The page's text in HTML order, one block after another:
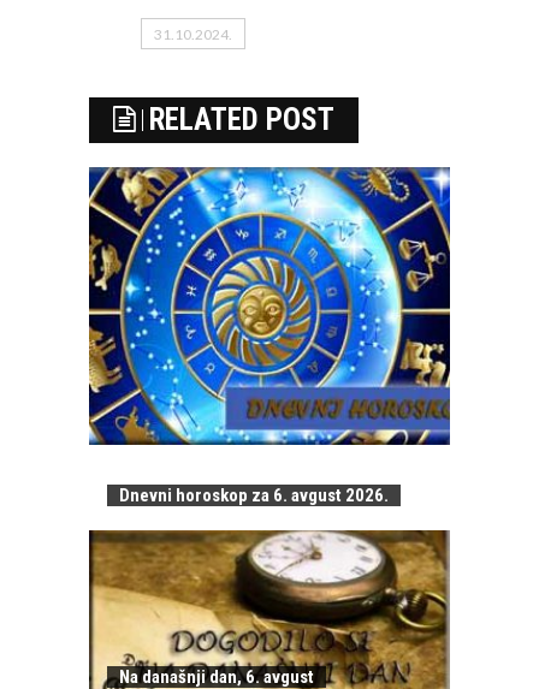
31.10.2024.
RELATED POST
Dnevni horoskop za 6. avgust 2026.
Na današnji dan, 6. avgust